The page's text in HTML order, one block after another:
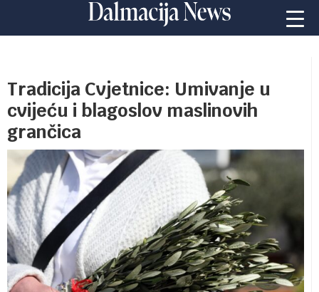
Tradicija Cvjetnice: Umivanje u
cvijeću i blagoslov maslinovih
grančica